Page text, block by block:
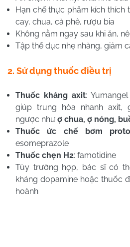
Hạn chế thực phẩm kích thích
cay, chua, cà phê, rượu bia
Không nằm ngay sau khi ăn,
Tập thể dục nhẹ nhàng, giảm
2. Sử dụng thuốc điều trị
Thuốc kháng axit:
giúp trung hòa nhanh axit,
ngược như ợ chua, ợ nóng,
Thuốc ức chế bơm
esomeprazole
Thuốc chẹn H2: famotidine
Tùy trường hợp, bác sĩ có
kháng dopamine hoặc thuốc
hoành